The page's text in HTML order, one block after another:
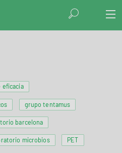
eficacia
grupo tentamus
barcelona
microbios PET